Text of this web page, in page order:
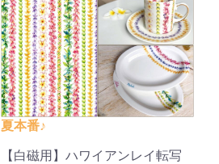
夏本番♪
【白磁用】ハワイアンレイ転写